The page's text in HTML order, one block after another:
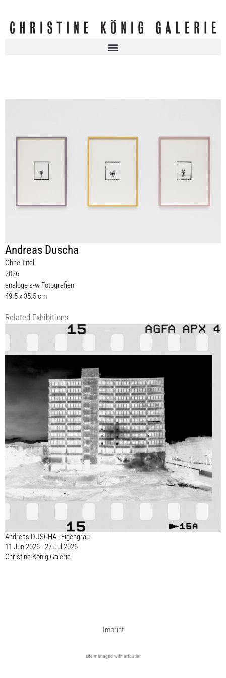
Andreas Duscha
Ohne Titel
2026
analoge s-w Fotografien
49.5 x 35.5 cm
Related Exhibitions
Andreas DUSCHA | Eigengrau
11 Jun 2026 - 27 Jul 2026
Christine König Galerie
Imprint
site managed with artbutler